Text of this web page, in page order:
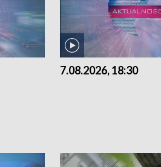
7.08.2026, 18:30